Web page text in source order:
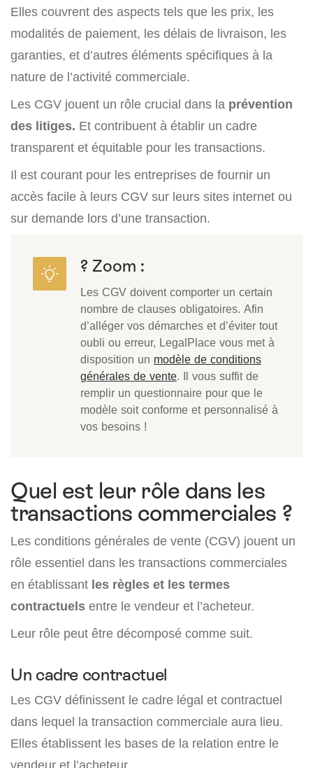
Elles couvrent des aspects tels que les prix, les
modalités de paiement, les délais de livraison, les
garanties, et d’autres éléments spécifiques à la
nature de l’activité commerciale.
Les CGV jouent un rôle crucial dans la prévention
des litiges. Et contribuent à établir un cadre
transparent et équitable pour les transactions.
Il est courant pour les entreprises de fournir un
accès facile à leurs CGV sur leurs sites internet ou
sur demande lors d’une transaction.
? Zoom :
Les CGV doivent comporter un certain
nombre de clauses obligatoires. Afin
d’alléger vos démarches et d’éviter tout
oubli ou erreur, LegalPlace vous met à
disposition un modèle de conditions
générales de vente. Il vous suffit de
remplir un questionnaire pour que le
modèle soit conforme et personnalisé à
vos besoins !
Quel est leur rôle dans les
transactions commerciales ?
Les conditions générales de vente (CGV) jouent un
rôle essentiel dans les transactions commerciales
en établissant les règles et les termes
contractuels entre le vendeur et l’acheteur.
Leur rôle peut être décomposé comme suit.
Un cadre contractuel
Les CGV définissent le cadre légal et contractuel
dans lequel la transaction commerciale aura lieu.
Elles établissent les bases de la relation entre le
vendeur et l’acheteur.